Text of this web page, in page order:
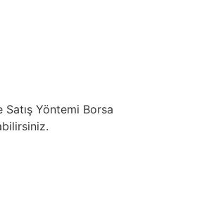
Satış Yöntemi Borsa